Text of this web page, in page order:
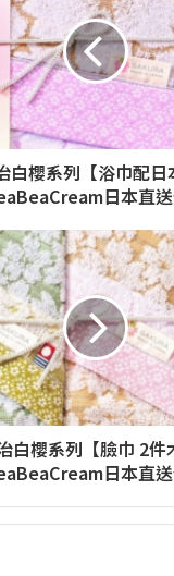
白櫻系列【浴巾配日
日本直
白櫻系列【臉巾 2件
日本直